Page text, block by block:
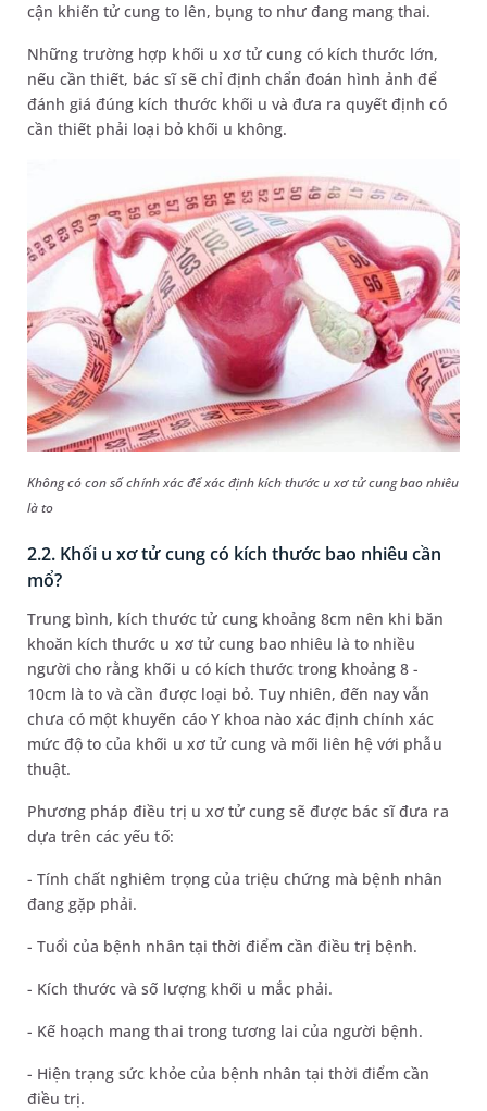
cận khiến tử cung to lên, bụng to như đang mang thai.
Những trường hợp khối u xơ tử cung có kích thước lớn,
nếu cần thiết, bác sĩ sẽ chỉ định chẩn đoán hình ảnh để
đánh giá đúng kích thước khối u và đưa ra quyết định có
cần thiết phải loại bỏ khối u không.
Không có con số chính xác để xác định kích thước u xơ tử cung bao nhiêu
là to
2.2. Khối u xơ tử cung có kích thước bao nhiêu cần
mổ?
Trung bình, kích thước tử cung khoảng 8cm nên khi băn
khoăn kích thước u xơ tử cung bao nhiêu là to nhiều
người cho rằng khối u có kích thước trong khoảng 8 -
10cm là to và cần được loại bỏ. Tuy nhiên, đến nay vẫn
chưa có một khuyến cáo Y khoa nào xác định chính xác
mức độ to của khối u xơ tử cung và mối liên hệ với phẫu
thuật.
Phương pháp điều trị u xơ tử cung sẽ được bác sĩ đưa ra
dựa trên các yếu tố:
- Tính chất nghiêm trọng của triệu chứng mà bệnh nhân
đang gặp phải.
- Tuổi của bệnh nhân tại thời điểm cần điều trị bệnh.
- Kích thước và số lượng khối u mắc phải.
- Kế hoạch mang thai trong tương lai của người bệnh.
- Hiện trạng sức khỏe của bệnh nhân tại thời điểm cần
điều trị.